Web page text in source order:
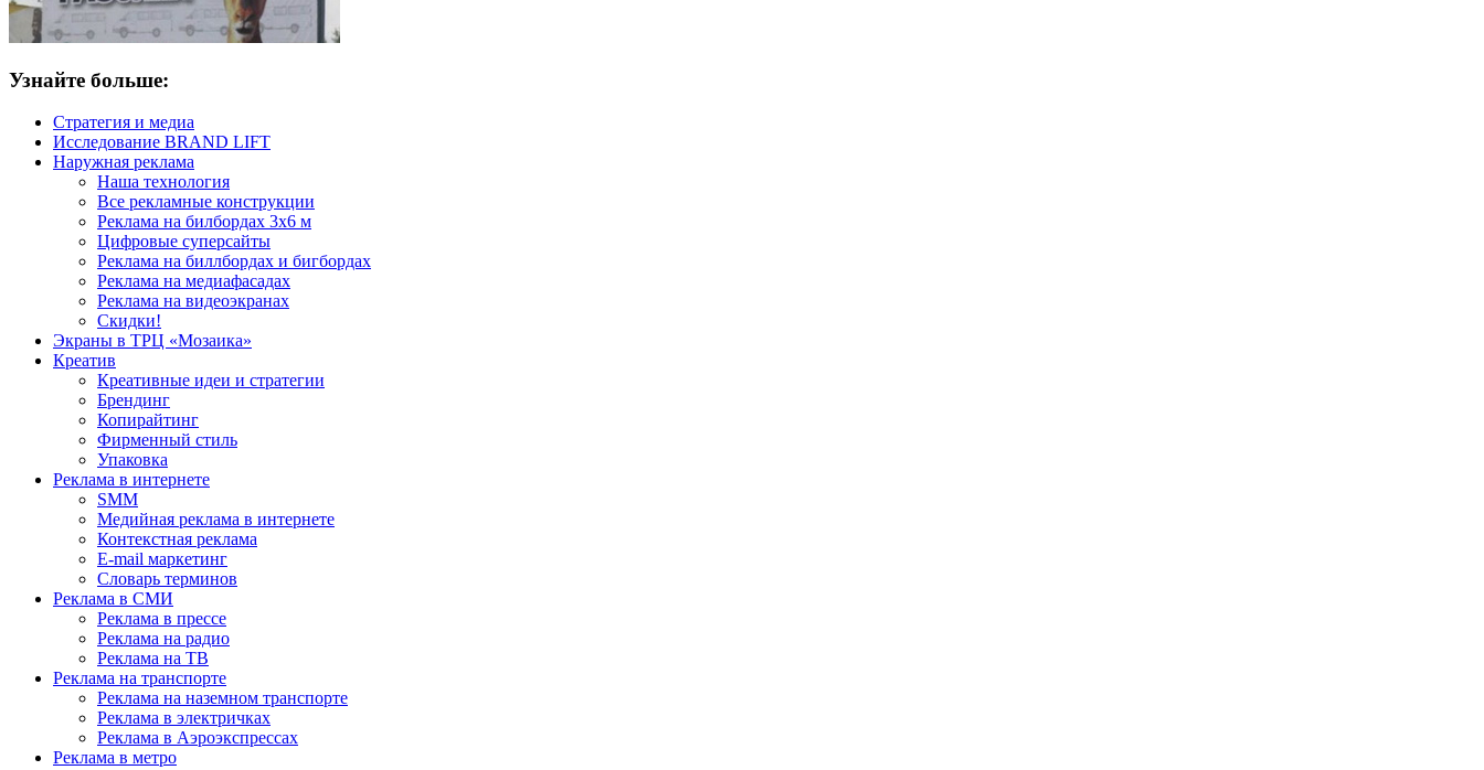
Узнайте больше:
Стратегия и медиа
Исследование BRAND LIFT
Наружная реклама
Наша технология
Все рекламные конструкции
Реклама на билбордах 3х6 м
Цифровые суперсайты
Реклама на биллбордах и бигбордах
Реклама на медиафасадах
Реклама на видеоэкранах
Скидки!
Экраны в ТРЦ «Мозаика»
Креатив
Креативные идеи и стратегии
Брендинг
Копирайтинг
Фирменный стиль
Упаковка
Реклама в интернете
SMM
Медийная реклама в интернете
Контекстная реклама
E-mail маркетинг
Словарь терминов
Реклама в СМИ
Реклама в прессе
Реклама на радио
Реклама на ТВ
Реклама на транспорте
Реклама на наземном транспорте
Реклама в электричках
Реклама в Аэроэкспрессах
Реклама в метро